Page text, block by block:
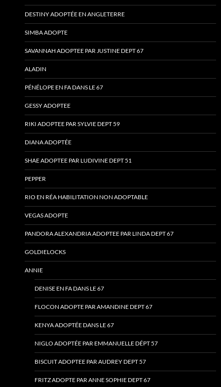
DESTINY ADOPTÉE EN ANGLETERRE
SIMBA ADOPTE
SAVANNAH ADOPTEE PAR JUSTINE DEPT 67
ALADIN
PÉNÉLOPE EN FA DANS LE 67
GESSY ADOPTEE
RIKI ADOPTEE PAR SYLVIE DEPT 59
DIANA ADOPTÉE
SHAE ADOPTEE PAR LUDIVINE DEPT 51
PEPPER
RIO EN RÉA HABILITATION NON ADOPTABLE
VEGAS ADOPTE
PANDORA ALEXANDRIA ADOPTEE PAR LINDA DEPT 67
GOLDIELOCKS
ANNIE
DENISE EN FA DANS LE 67
FLOCON ADOPTE PAR AMANDINE DEPT 67
KENYA ADOPTÉE DANS LE 67
NIGLO ADOPTÉE PAR EMMANUELLE DÉPT 57
BISCUIT ADOPTEE PAR AUDREY DEPT 57
FRITZ ADOPTE PAR ANNE SOPHIE DEPT 67